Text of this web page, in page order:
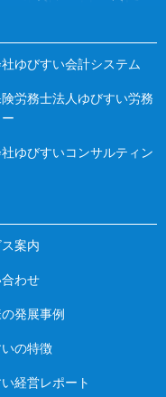
ゆびすい会計システム
労務士法人ゆびすい労務
ゆびすいコンサルティン
案内
わせ
発展事例
の特徴
経営レポート